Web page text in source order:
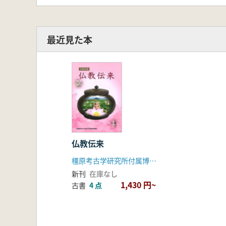
最近見た本
仏教伝来
橿原考古学研究所付属博物館
新刊 在庫なし
古書 4 点 1,430 円~